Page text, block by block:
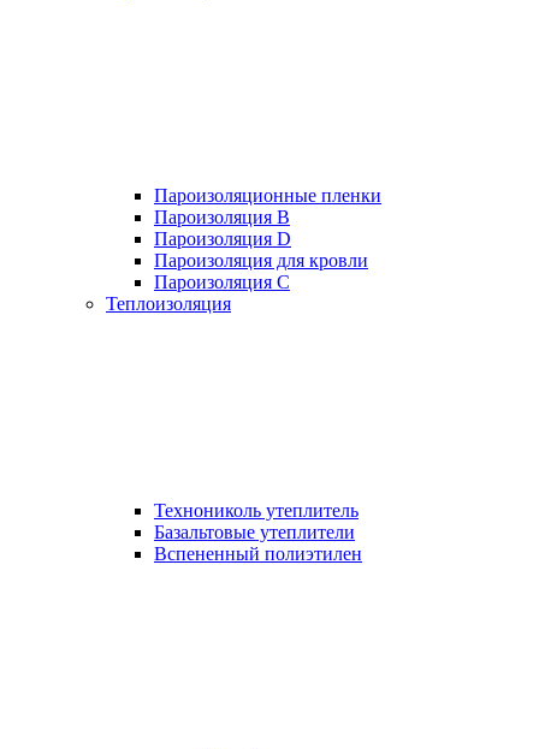
Пароизоляционные пленки
Пароизоляция B
Пароизоляция D
Пароизоляция для кровли
Пароизоляция С
Теплоизоляция
Технониколь утеплитель
Базальтовые утеплители
Вспененный полиэтилен